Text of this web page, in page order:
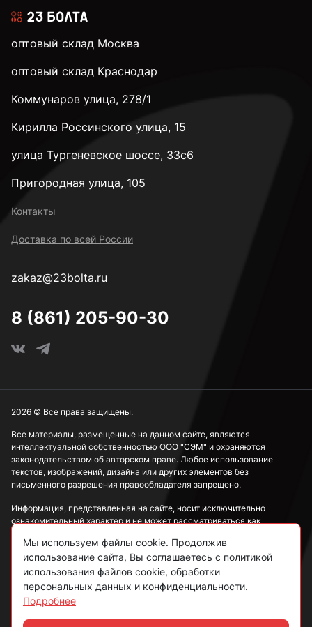
оптовый склад Москва
оптовый склад Краснодар
Коммунаров улица, 278/1
Кирилла Россинского улица, 15
улица Тургеневское шоссе, 33с6
Пригородная улица, 105
Контакты
Доставка по всей России
zakaz@23bolta.ru
8 (861) 205-90-30
Все материалы, размещенные на данном сайте, являются
интеллектуальной собственностью ООО "СЭМ" и охраняются
законодательством об авторском праве. Любое использование
текстов, изображений, дизайна или других элементов без
письменного разрешения правообладателя запрещено.
Информация, представленная на сайте, носит исключительно
ознакомительный характер и не может рассматриваться как
Политика конфиденциальности
Согласие на обработку данных
Пользовательское соглашение
2026 © Все права защищены.
Мы используем файлы cookie. Продолжив
использование сайта, Вы соглашаетесь с политикой
использования файлов cookie, обработки
персональных данных и конфиденциальности.
Подробнее